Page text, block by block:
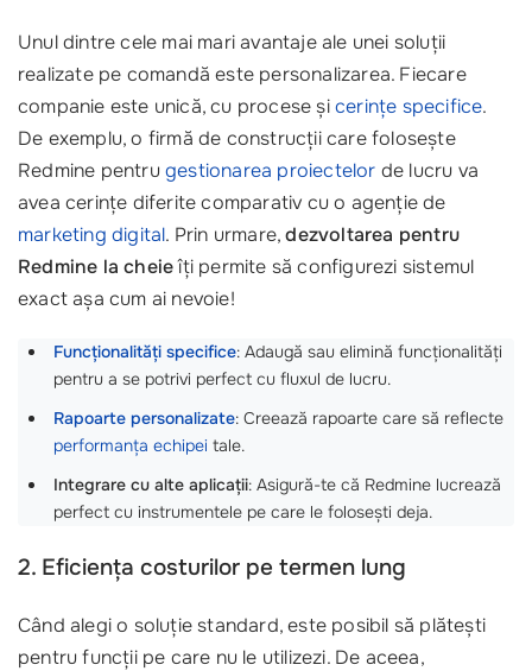
Unul dintre cele mai mari avantaje ale unei soluții
realizate pe comandă este personalizarea. Fiecare
companie este unică, cu procese șicerințe specifice.
De exemplu, o firmă de construcții care folosește
Redmine pentrugestionarea proiectelor de lucru va
avea cerințe diferite comparativ cu o agenție de
marketing digital. Prin urmare,dezvoltarea pentru
Redmine la cheieîți permite să configurezi sistemul
exact așa cum ai nevoie!
Funcționalități specifice: Adaugă sau elimină funcționalități
pentru a se potrivi perfect cu fluxul de lucru.
Rapoarte personalizate: Creează rapoarte care să reflecte
performanța echipei tale.
Integrare cu alte aplicații: Asigură-te că Redmine lucrează
perfect cu instrumentele pe care le folosești deja.
2. Eficiența costurilor pe termen lung
Când alegi o soluție standard, este posibil să plătești
pentru funcții pe care nu le utilizezi. De aceea,